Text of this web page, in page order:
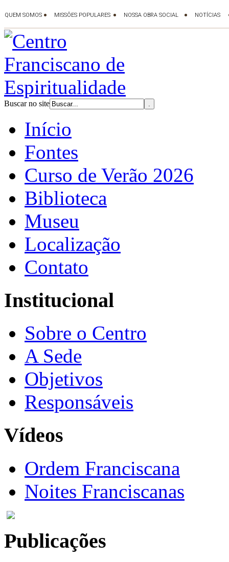
Buscar no site
Início
Fontes
Curso de Verão 2026
Biblioteca
Museu
Localização
Contato
Institucional
Sobre o Centro
A Sede
Objetivos
Responsáveis
Vídeos
Ordem Franciscana
Noites Franciscanas
Publicações